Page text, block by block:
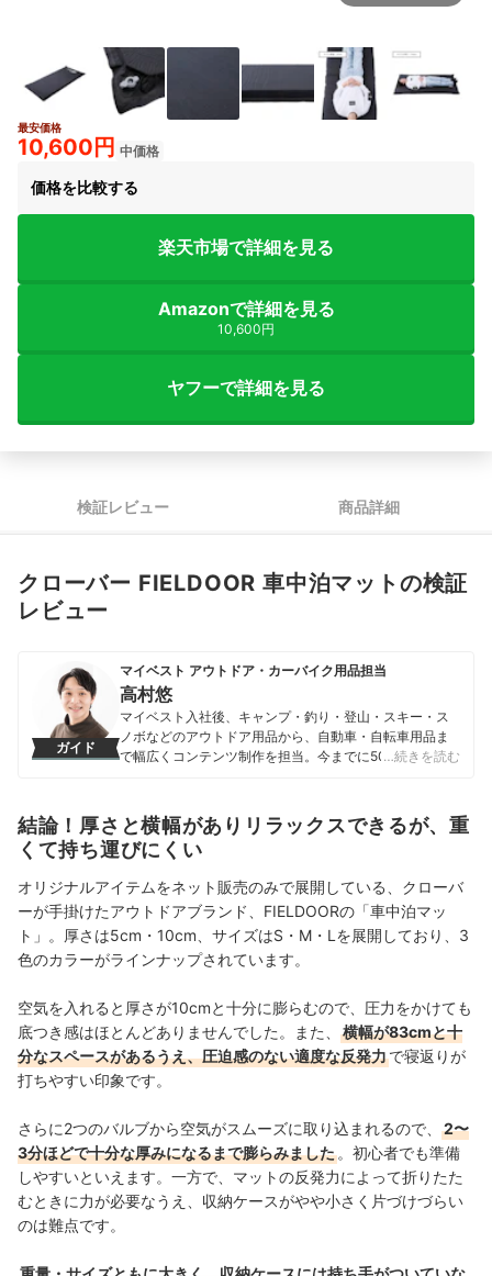
最安価格
10,600円 中価格
価格を比較する
楽天市場で詳細を見る
Amazonで詳細を見る
10,600円
ヤフーで詳細を見る
検証レビュー 商品詳細
クローバー FIELDOOR 車中泊マットの検証
レビュー
ガイド
マイベスト アウトドア・カーバイク用品担当
高村悠
マイベスト入社後、キャンプ・釣り・登山・スキー・ス
ノボなどのアウトドア用品から、自動車・自転車用品ま
で幅広くコンテンツ制作を担当。今までに500以上の商
たりの選択肢を提案すること」をモットーに、コンテン
ツ制作を行なっている。
高村悠のプロフィール
…続きを読む
結論！厚さと横幅がありリラックスできるが、重
くて持ち運びにくい
オリジナルアイテムをネット販売のみで展開している、クローバ
ーが手掛けたアウトドアブランド、FIELDOORの「車中泊マッ
ト」。厚さは5cm・10cm、サイズはS・M・Lを展開しており、3
色のカラーがラインナップされています。
空気を入れると厚さが10cmと十分に膨らむので、圧力をかけても
底つき感はほとんどありませんでした。また、
横幅が83cmと十
分なスペースがあるうえ、圧迫感のない適度な反発力で寝返りが
打ちやすい印象です。
さらに2つのバルブから空気がスムーズに取り込まれるので、
2〜
3分ほどで十分な厚みになるまで膨らみました 。初心者でも準備
しやすいといえます。一方で、マットの反発力によって折りたた
むときに力が必要なうえ、収納ケースがやや小さく片づけづらい
のは難点です。